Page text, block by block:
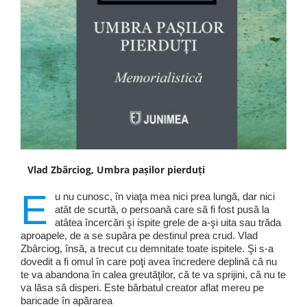
Vlad Zbârciog, Umbra pașilor pierduți
E
u nu cunosc, în viaţa mea nici prea lungă, dar nici
atât de scurtă, o persoană care să fi fost pusă la
atâtea încercări şi ispite grele de a-şi uita sau trăda
aproapele, de a se supăra pe destinul prea crud. Vlad
Zbârciog, însă, a trecut cu demnitate toate ispitele. Şi s-a
dovedit a fi omul în care poţi avea încredere deplină că nu
te va abandona în calea greutăţilor, că te va sprijini, că nu te
va lăsa să disperi. Este bărbatul creator aflat mereu pe
baricade în apărarea